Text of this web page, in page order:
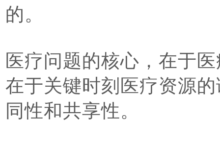
的。
医疗问题的核心，在于
在于关键时刻医疗资源
同性和共享性。